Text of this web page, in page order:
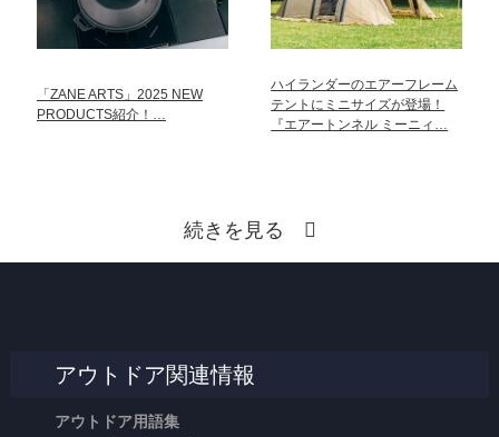
「ZANE ARTS」2025 NEW
PRODUCTS紹介！…
ハイランダーのエアーフレーム
テントにミニサイズが登場！
『エアートンネル ミーニィ…
続きを見る
アウトドア関連情報
アウトドア用語集